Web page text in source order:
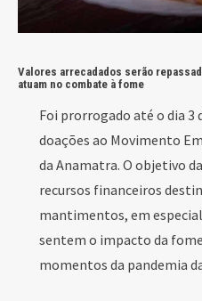
Valores arrecadados serão
atuam no combate à fome
Foi prorrogado até o dia 3
doações ao Movimento
da Anamatra. O objetivo
recursos financeiros
mantimentos, em
sentem o impacto da
momentos da pandemia